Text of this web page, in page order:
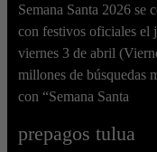
Semana Santa 2026 se
con festivos oficiales el
viernes 3 de abril
millones de búsquedas
con “Semana Santa
prepagos tulua